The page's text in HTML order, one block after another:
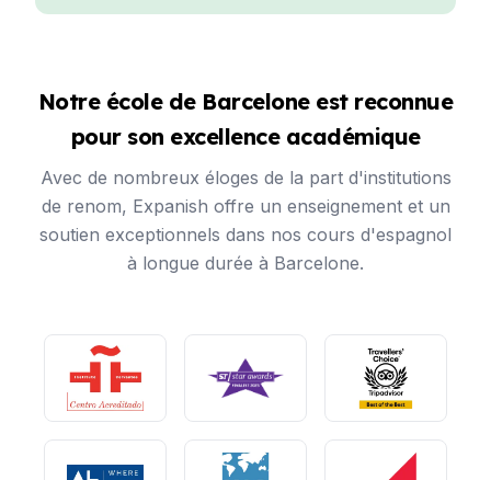
Notre école de Barcelone est reconnue
pour son excellence académique
Avec de nombreux éloges de la part d'institutions
de renom, Expanish offre un enseignement et un
soutien exceptionnels dans nos cours d'espagnol
à longue durée à Barcelone.